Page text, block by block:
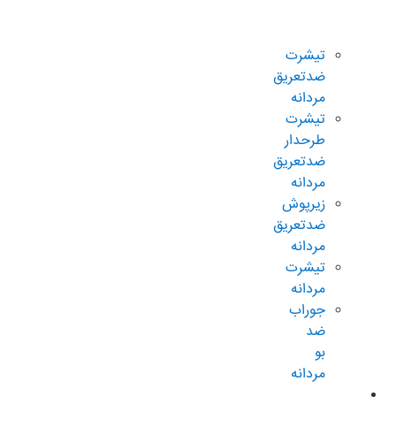
تیشرت
ضدتعریق
مردانه
تیشرت
طرحدار
ضدتعریق
مردانه
زیرپوش
ضدتعریق
مردانه
تیشرت
مردانه
جوراب
ضد
بو
مردانه